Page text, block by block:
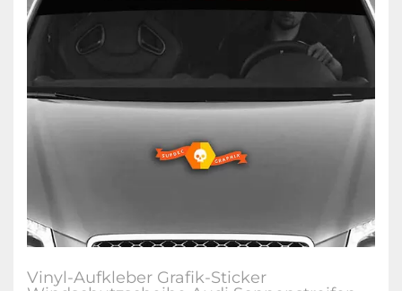
Vinyl-Aufkleber Grafik-Sticker